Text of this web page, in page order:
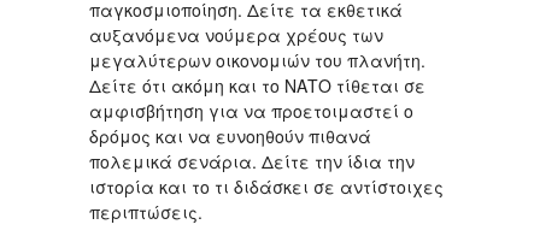
παγκοσμιοποίηση. Δείτε τα εκθετικά
αυξανόμενα νούμερα χρέους των
μεγαλύτερων οικονομιών του πλανήτη.
Δείτε ότι ακόμη και το ΝΑΤΟ τίθεται σε
αμφισβήτηση για να προετοιμαστεί ο
δρόμος και να ευνοηθούν πιθανά
πολεμικά σενάρια. Δείτε την ίδια την
ιστορία και το τι διδάσκει σε αντίστοιχες
περιπτώσεις.